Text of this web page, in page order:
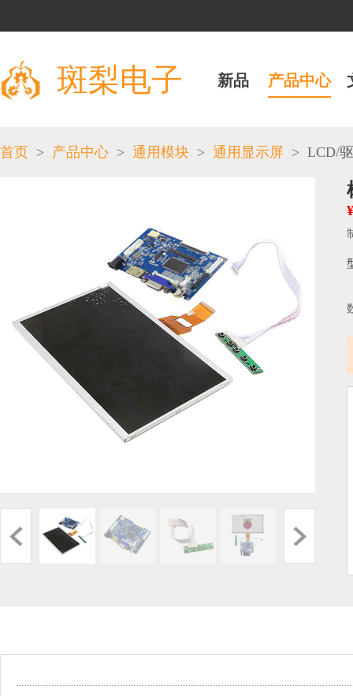
斑梨电子 新品 产品中心
首页 > 产品中心 > 通用模块 > 通用显示屏 > LCD/